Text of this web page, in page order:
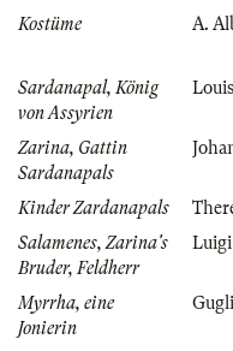
Kostüme
A.
Sardanapal, König
von Assyrien
Zarina, Gattin
Sardanapals
Kinder Zardanapals
Salamenes, Zarina's
Bruder, Feldherr
Myrrha, eine
Jonierin